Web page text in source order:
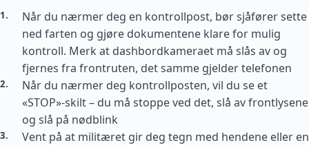
Når du nærmer deg en kontrollpost, bør sjåfører sette
ned farten og gjøre dokumentene klare for mulig
kontroll. Merk at dashbordkameraet må slås av og
fjernes fra frontruten, det samme gjelder telefonen
Når du nærmer deg kontrollposten, vil du se et
«STOP»-skilt – du må stoppe ved det, slå av frontlysene
og slå på nødblink
Vent på at militæret gir deg tegn med hendene eller en